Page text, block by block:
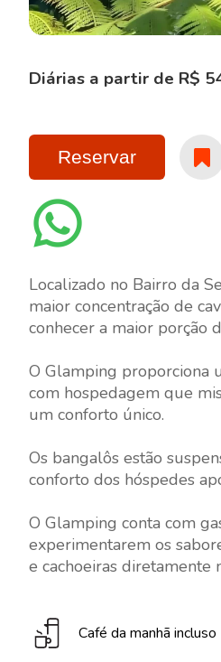
Diárias a partir de R$
Reservar
Localizado no Bairro da
maior concentração de
conhecer a maior porção
O Glamping proporciona
com hospedagem que
um conforto único.
Os bangalôs estão
conforto dos hóspedes
O Glamping conta com
experimentarem os
e cachoeiras diretamente
Café da manhã incluso